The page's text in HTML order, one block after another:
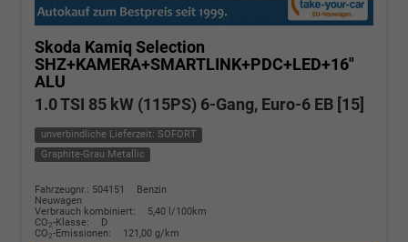
Skoda Kamiq Selection
SHZ+KAMERA+SMARTLINK+PDC+LED+16"
ALU
1.0 TSI 85 kW (115PS) 6-Gang, Euro-6 EB [15]
unverbindliche Lieferzeit: SOFORT
Graphite-Grau Metallic
Fahrzeugnr.: 504151
Benzin
Neuwagen
Verbrauch kombiniert:
5,40 l/100km
CO2-Klasse:
D
CO2-Emissionen: 121,00 g/km